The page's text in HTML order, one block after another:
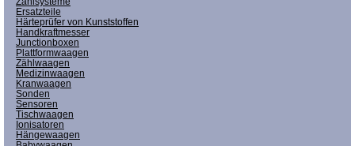
Ersatzteile
Härteprüfer von Kunststoffen
Handkraftmesser
Junctionboxen
Plattformwaagen
Zählwaagen
Medizinwaagen
Kranwaagen
Sonden
Sensoren
Tischwaagen
Ionisatoren
Hängewaagen